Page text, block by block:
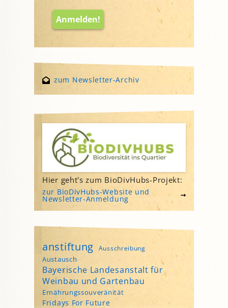
zum Newsletter-Archiv
Hier geht's zum BioDivHubs-Projekt:
zur BioDivHubs-Website und
Newsletter-Anmeldung
anstiftung Ausschreibung
Austausch
Bayerische Landesanstalt für
Weinbau und Gartenbau
Ernährungssouveränität
Fridays For Future